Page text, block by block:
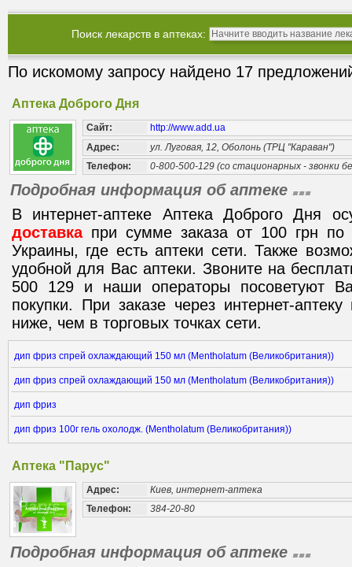
Поиск лекарств в аптеках:
По искомому запросу найдено 17
Аптека Доброго Дня
Сайт:
http://www.add.ua
Адрес:
ул. Луговая, 12, Оболонь (ТРЦ "Караван")
Телефон:
0-800-500-129 (со стационарных - звонки
Подробная информация об аптеке
В интернет-аптеке Аптека Доброго Дня
доставкапри сумме заказа от 100 грн по
Украины, где есть аптеки сети. Также
удобной для Вас аптеки. Звоните на
500 129 и наши операторы посоветуют
покупки. При заказе через интернет-
ниже, чем в торговых точках сети.
дип фриз спрей охлаждающий 150 мл (Mentholatum (Великобритания))
дип фриз спрей охлаждающий 150 мл (Mentholatum (Великобритания))
дип фриз
дип фриз 100г гель охолодж. (Mentholatum (Великобритания))
Аптека "Парус"
Адрес:
Киев, интернет-аптека
Телефон:
384-20-80
Подробная информация об аптеке